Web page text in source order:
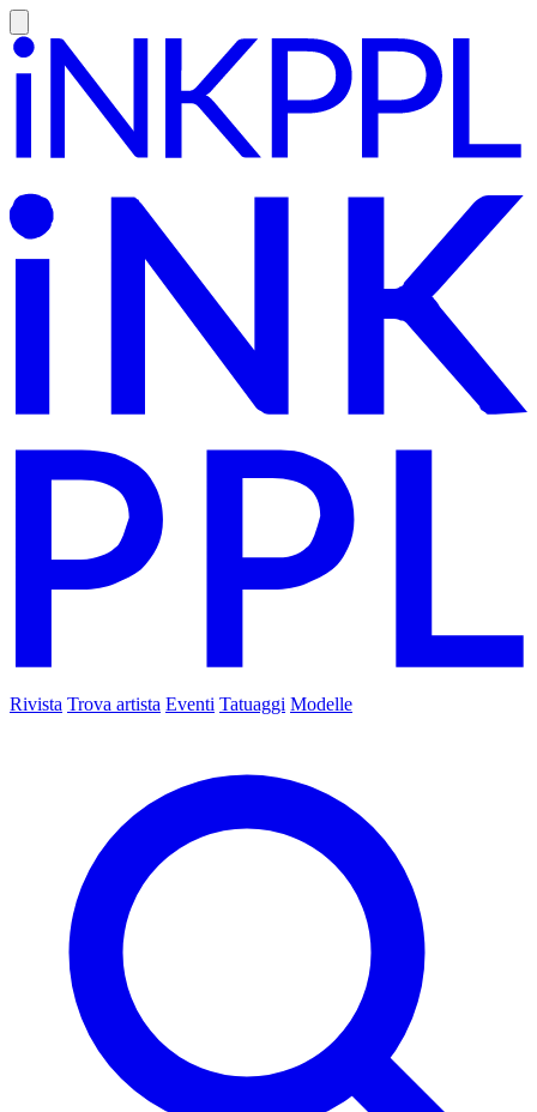
Rivista Trova artista Eventi Tatuaggi Modelle